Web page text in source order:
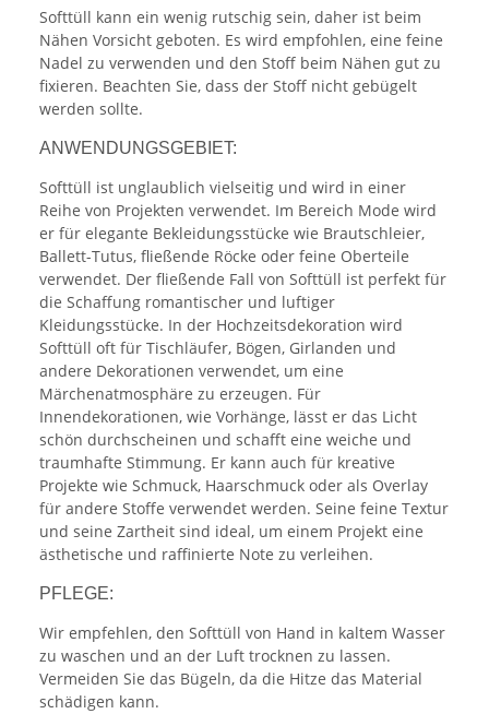
Softtüll kann ein wenig rutschig sein, daher ist beim
Nähen Vorsicht geboten. Es wird empfohlen, eine feine
Nadel zu verwenden und den Stoff beim Nähen gut zu
fixieren. Beachten Sie, dass der Stoff nicht gebügelt
werden sollte.
ANWENDUNGSGEBIET:
Softtüll ist unglaublich vielseitig und wird in einer
Reihe von Projekten verwendet. Im Bereich Mode wird
er für elegante Bekleidungsstücke wie Brautschleier,
Ballett-Tutus, fließende Röcke oder feine Oberteile
verwendet. Der fließende Fall von Softtüll ist perfekt für
die Schaffung romantischer und luftiger
Kleidungsstücke. In der Hochzeitsdekoration wird
Softtüll oft für Tischläufer, Bögen, Girlanden und
andere Dekorationen verwendet, um eine
Märchenatmosphäre zu erzeugen. Für
Innendekorationen, wie Vorhänge, lässt er das Licht
schön durchscheinen und schafft eine weiche und
traumhafte Stimmung. Er kann auch für kreative
Projekte wie Schmuck, Haarschmuck oder als Overlay
für andere Stoffe verwendet werden. Seine feine Textur
und seine Zartheit sind ideal, um einem Projekt eine
ästhetische und raffinierte Note zu verleihen.
PFLEGE:
Wir empfehlen, den Softtüll von Hand in kaltem Wasser
zu waschen und an der Luft trocknen zu lassen.
Vermeiden Sie das Bügeln, da die Hitze das Material
schädigen kann.